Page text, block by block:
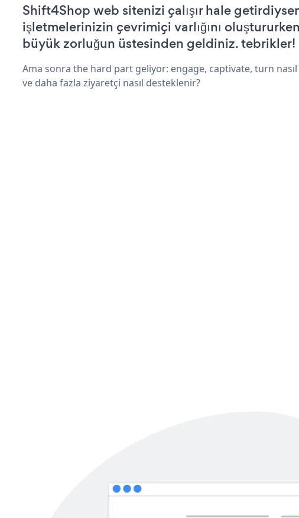
Shift4Shop web sitenizi çalışır hale
işletmelerinizin çevrimiçi varlığını
büyük zorluğun üstesinden geldiniz. tebrikler!
Ama sonra the hard part geliyor: engage, captivate, turn nasıl
ve daha fazla ziyaretçi nasıl desteklenir?